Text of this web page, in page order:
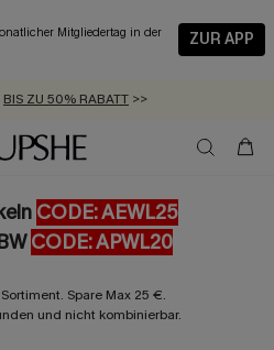
Mitgliedertag in der
ZUR APP
SCHNELLVERSAND-ARTIKEL >>
ZU -20% EXTRA ERHALTEN
VERSAND AB 89 €
CODE: AEWL25
CODE: APWL20
Spare Max 25 €.
und nicht kombinierbar.